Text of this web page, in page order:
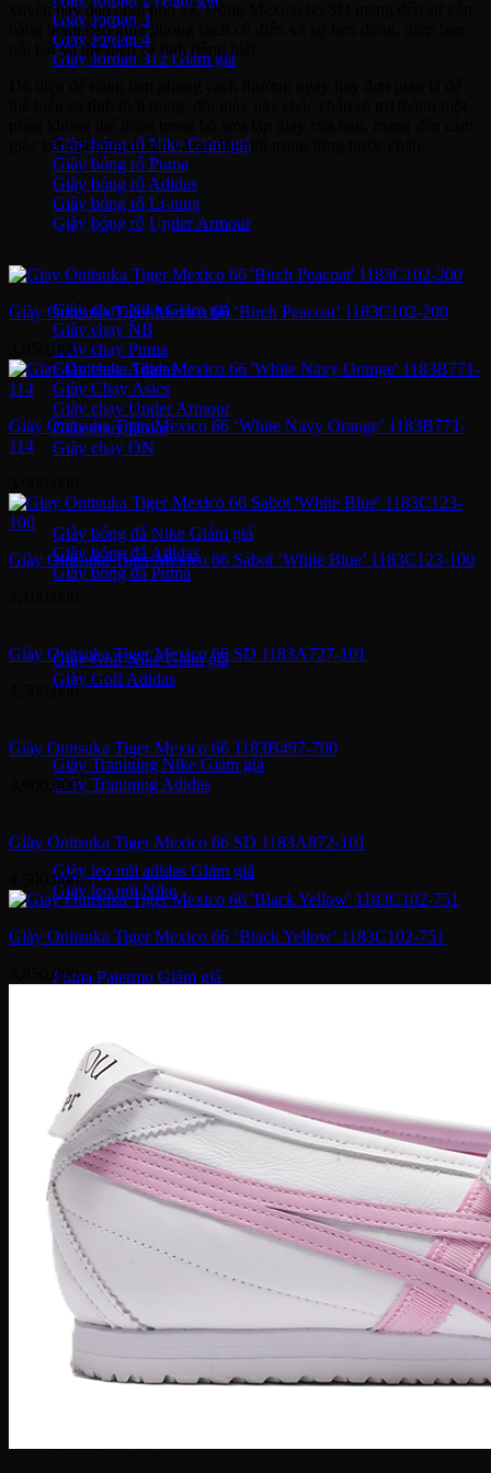
Giày Jordan 3
Giày Jordan 4
Giày Jordan 312
Giày bóng rổ Nike
Giày bóng rổ Puma
Giày bóng rổ Adidas
Giày bóng rổ Li-ning
Giày bóng rổ Under Armour
Giày Chạy
Giày chạy Nike
Giày chạy NB
Giày chạy Puma
Giày chạy Adidas
Giày Chạy Asics
Giày chạy Under Armour
Giày chạy Hoka
Giày chạy ON
Giày bóng đá Nike
Giày bóng đá Adidas
Giày bóng đá Puma
Giày Golf Nike
Giày Golf Adidas
Giày Tranining Nike
Giày Tranining Adidas
Giày leo núi adidas
Giày leo núi Nike
Giày Puma
Puma Palermo
Giày Reebok
Reebok Club C 85
Reebok Instapump
Giày Asics
Gel Lyte 3
Gel 1090
Gel Kayano
Gel Nimbus
New Balance
NB 530
Giày Converse
xuyên hay dạo chơi phố xá. Dòng Mexico 66 SD mang đến sự cân
bằng hoàn hảo giữa phong cách cổ điển và sự tiện dụng, giúp bạn
nổi bật và thể hiện cá tính riêng biệt.
giác kết nối giữa di sản và sự đổi mới trong từng bước chân.
Sản phẩm nổi bật
Giày Onitsuka Tiger Mexico 66 ‘Birch Peacoat’ 1183C102-200
3,850,000
Giày Onitsuka Tiger Mexico 66 ‘White Navy Orange’ 1183B771-
114
Giày Onitsuka Tiger Mexico 66 Sabot ‘White Blue’ 1183C123-100
Giày Onitsuka Tiger Mexico 66 SD 1183A727-101
4,500,000
Giày Onitsuka Tiger Mexico 66 1183B497-700
3,900,000
Giày Onitsuka Tiger Mexico 66 SD 1183A872-101
4,500,000
Giày Onitsuka Tiger Mexico 66 ‘Black Yellow’ 1183C102-751
3,850,000